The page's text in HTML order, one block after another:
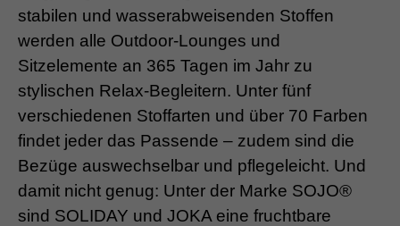
stabilen und wasserabweisenden Stoffen
werden alle Outdoor-Lounges und
Sitzelemente an 365 Tagen im Jahr zu
stylischen Relax-Begleitern. Unter fünf
verschiedenen Stoffarten und über 70 Farben
findet jeder das Passende – zudem sind die
Bezüge auswechselbar und pflegeleicht. Und
damit nicht genug: Unter der Marke SOJO®
sind SOLIDAY und JOKA eine fruchtbare